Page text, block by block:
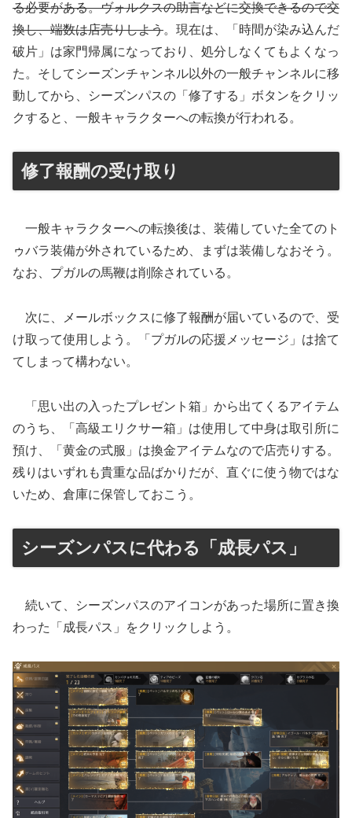
る必要がある。ヴォルクスの助言などに交換できるので交
換し、端数は店売りしよう。現在は、「時間が染み込んだ
破片」は家門帰属になっており、処分しなくてもよくなっ
た。そしてシーズンチャンネル以外の一般チャンネルに移
動してから、シーズンパスの「修了する」ボタンをクリッ
クすると、一般キャラクターへの転換が行われる。
修了報酬の受け取り
一般キャラクターへの転換後は、装備していた全てのト
ゥバラ装備が外されているため、まずは装備しなおそう。
なお、プガルの馬鞭は削除されている。
次に、メールボックスに修了報酬が届いているので、受
け取って使用しよう。「プガルの応援メッセージ」は捨て
てしまって構わない。
「思い出の入ったプレゼント箱」から出てくるアイテム
のうち、「高級エリクサー箱」は使用して中身は取引所に
預け、「黄金の式服」は換金アイテムなので店売りする。
残りはいずれも貴重な品ばかりだが、直ぐに使う物ではな
いため、倉庫に保管しておこう。
シーズンパスに代わる「成長パス」
続いて、シーズンパスのアイコンがあった場所に置き換
わった「成長パス」をクリックしよう。